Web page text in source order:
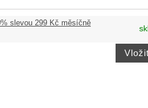
slevou 299 Kč měsíčně